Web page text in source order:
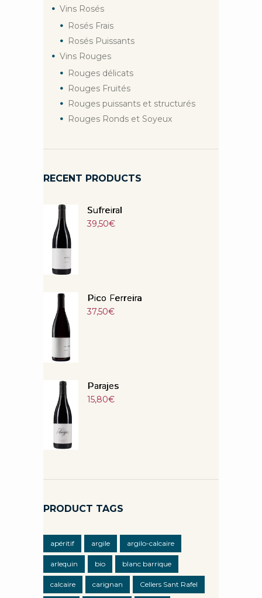
Vins Rosés
Rosés Frais
Rosés Puissants
Vins Rouges
Rouges délicats
Rouges Fruités
Rouges puissants et structurés
Rouges Ronds et Soyeux
RECENT PRODUCTS
Sufreiral
39,50€
Pico Ferreira
37,50€
Parajes
15,80€
PRODUCT TAGS
apéritif argile argilo-calcaire
arlequin bio blanc barrique
calcaire carignan Cellers Sant Rafel